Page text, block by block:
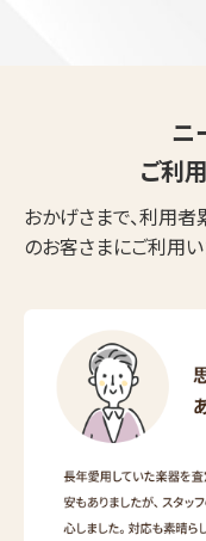
ウェブから1分
かんたん査定
ニ
ご利
おかげさまで、利用
のお客さまにご利用い